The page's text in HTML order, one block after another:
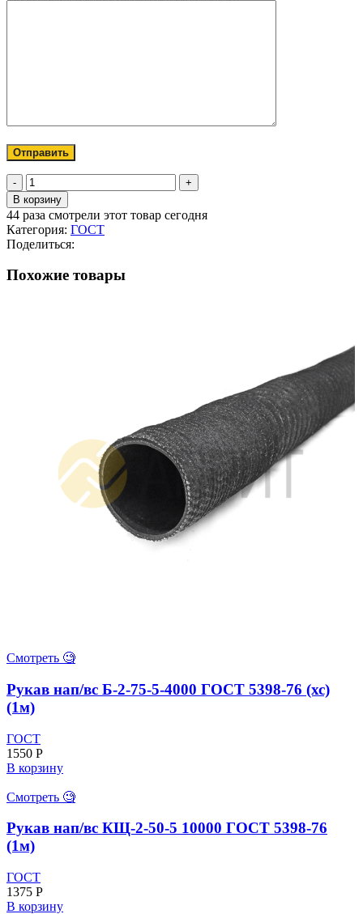
Количество
товара
Рукав
нап/
вс
КЩ-2-
5-
В корзину
44 раза смотрели этот товар сегодня
Категория: ГОСТ
Поделиться:
Похожие товары
Смотреть 🧐
Рукав нап/вс Б-2-75-5-4000 ГОСТ 5398-76 (хс)
(1м)
ГОСТ
1550 Р
В корзину
Смотреть 🧐
Рукав нап/вс КЩ-2-50-5 10000 ГОСТ 5398-76
(1м)
ГОСТ
1375 Р
В корзину